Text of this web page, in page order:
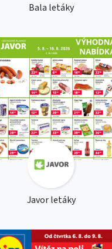
Bala letáky
Javor letáky